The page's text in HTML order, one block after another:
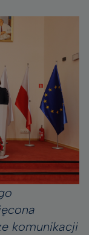
komunikacji